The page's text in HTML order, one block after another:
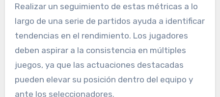
Realizar un seguimiento de estas métricas a lo
largo de una serie de partidos ayuda a identificar
tendencias en el rendimiento. Los jugadores
deben aspirar a la consistencia en múltiples
juegos, ya que las actuaciones destacadas
pueden elevar su posición dentro del equipo y
ante los seleccionadores.